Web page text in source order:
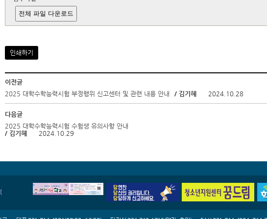
전체 파일 다운로드
인쇄하기
이전글
2025 대학수학능력시험 부정행위 신고센터 및 관련 내용 안내
/ 김기혜 2024.10.28
다음글
2025 대학수학능력시험 수험생 유의사항 안내
/ 김기혜
2024.10.29